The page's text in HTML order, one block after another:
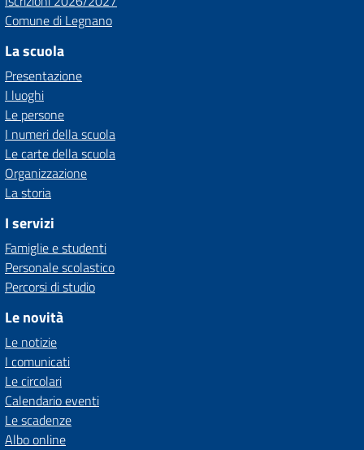
Comune di Legnano
La scuola
Presentazione
I luoghi
Le persone
I numeri della scuola
Le carte della scuola
Organizzazione
La storia
I servizi
Famiglie e studenti
Personale scolastico
Percorsi di studio
Le novità
Le notizie
I comunicati
Le circolari
Calendario eventi
Le scadenze
Albo online